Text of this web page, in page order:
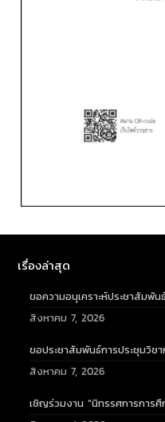
เรื่องล่าสุด
ขอความอนุเคราะห์ประชาสัมพั
สิงหาคม 7, 2026
ขอประชาสัมพันธ์การประชุมวิช
สิงหาคม 7, 2026
เชิญร่วมงาน “นิทรรศการการ